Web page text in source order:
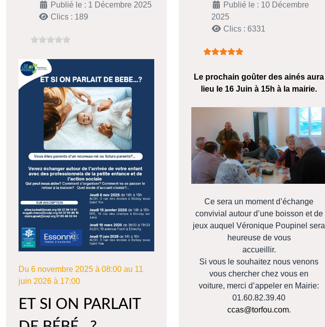
Publié le : 1 Décembre 2025
Clics : 189
Du 6 novembre 2025 à 08:00 au 11
juin 2026 à 17:00
ET SI ON PARLAIT
Publié le : 10 Décembre
2025
Clics : 6331
Le prochain goûter des ainés aura
lieu le 16 Juin à 15h à la mairie.
Ce sera un moment d’échange
convivial autour d’une boisson et de
jeux auquel Véronique Poupinel sera
heureuse de vous
accueillir.
Si vous le souhaitez nous venons
vous chercher chez vous en
voiture, merci d’appeler en Mairie:
01.60.82.39.40
ccas@torfou.com.